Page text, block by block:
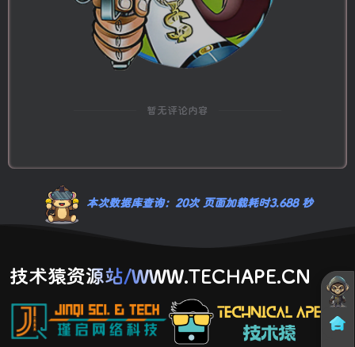
暂无评论内容
本次数据库查询：20次 页面加载耗时3.688 秒
技术猿资源站/WWW.TECHAPE.CN